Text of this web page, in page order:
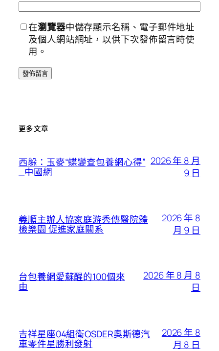
在瀏覽器中儲存顯示名稱、電子郵件地址
及個人網站網址，以供下次發佈留言時使
用。
更多文章
西躲：玉麥“蝶變查包養網心得”
_中國網
2026 年 8 月
9 日
義順主辦人協家庭游秀傳醫院體
檢樂園 促進家庭關系
2026 年 8
月 9 日
台包養網愛蘇醒的100個來
由
2026 年 8 月 8
日
吉祥星座04組衛OSDER奧斯德汽
車零件星勝利發射
2026 年 8
月 8 日